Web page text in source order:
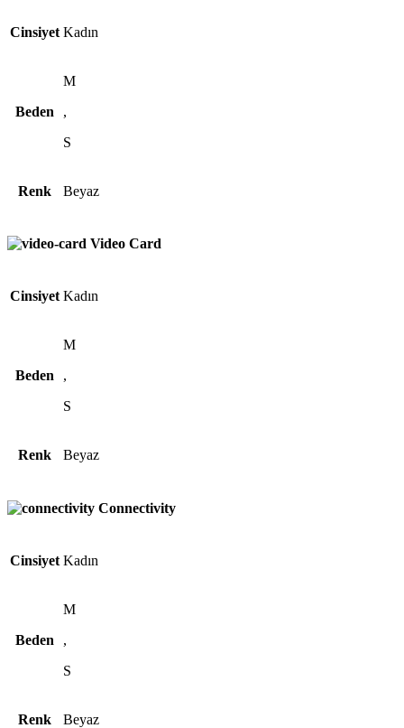
Cinsiyet Kadın
Beden
M
,
S
Renk Beyaz
Video Card
Cinsiyet Kadın
Beden
M
,
S
Renk Beyaz
Connectivity
Cinsiyet Kadın
Beden
M
,
S
Renk Beyaz